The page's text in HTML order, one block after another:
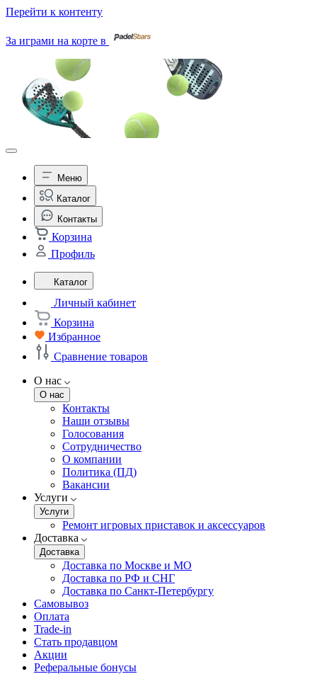
Перейти к контенту
За играми на корте в
Меню
Каталог
Контакты
Корзина
Профиль
Каталог
Личный кабинет
Корзина
Избранное
Сравнение товаров
О нас
О нас
Контакты
Наши отзывы
Голосования
Сотрудничество
О компании
Политика (ПД)
Вакансии
Услуги
Услуги
Ремонт игровых приставок и аксессуаров
Доставка
Доставка
Доставка по Москве и МО
Доставка по РФ и СНГ
Доставка по Санкт-Петербургу
Самовывоз
Оплата
Trade-in
Стать продавцом
Акции
Реферальные бонусы